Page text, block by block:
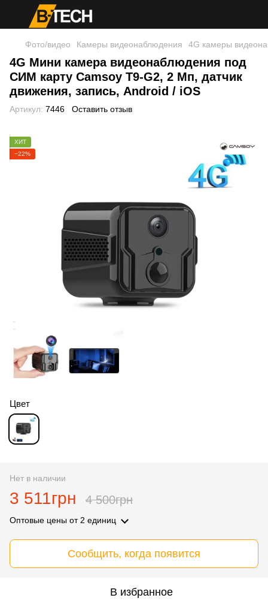
Фото/видео Камеры видеонаблюдения 4G камеры
4G Мини камера видеонаблюдения под
СИМ карту Camsoy T9-G2, 2 Мп, датчик
движения, запись, Android / iOS
Артикул: 7446 Оставить отзыв
ХИТ
−22%
Цвет
Нет в наличии
3 511грн 4 500грн
Оптовые цены от 2 единиц
Сообщить, когда появится
В избранное